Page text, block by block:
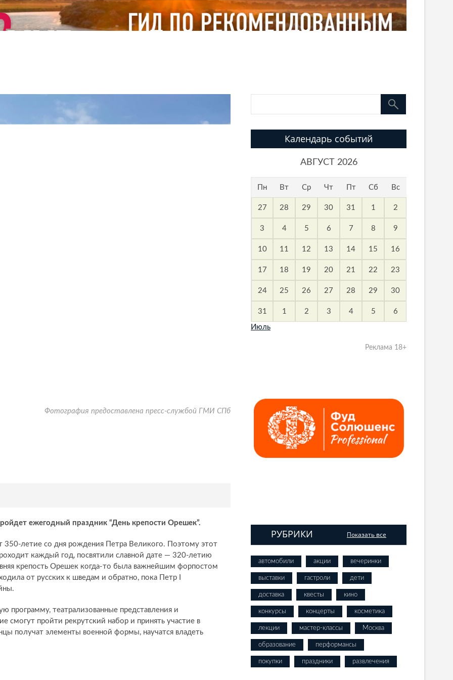
Фотография предоставлена пресс-службой ГМИ СПб
ежегодный праздник “День крепости Орешек”.
350-летие со дня рождения Петра Великого. Поэтому этот
каждый год, посвятили славной дате — 320-летию
крепость Орешек когда-то была важнейшим форпостом
от русских к шведам и обратно, пока Петр I
программу, театрализованные представления и
смогут пройти рекрутский набор и принять участие в
получат элементы военной формы, научатся владеть
Календарь событий
АВГУСТ 2026
Пн Вт Ср Чт Пт Сб Вс
27 28 29 30 31 1 2
3 4 5 6 7 8 9
10 11 12 13 14 15 16
17 18 19 20 21 22 23
24 25 26 27 28 29 30
31 1 2 3 4 5 6
Июль
Реклама 18+
РУБРИКИ Показать все
автомобили акции вечеринки
выставки гастроли дети
доставка квесты кино
конкурсы концерты косметика
лекции мастер-классы Москва
образование перформансы
покупки праздники развлечения